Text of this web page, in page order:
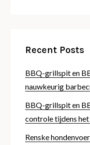
Recent Posts
BBQ-grillspit en
nauwkeurig
BBQ-grillspit en
controle tijdens
Renske